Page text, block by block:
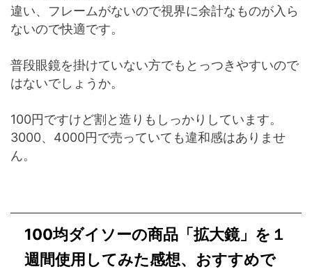
違い、フレームがないので視界に余計なものが入ら
ないので快適です。
普段眼鏡を掛けていない方でもとっつきやすいので
はないでしょうか。
100円ですけど割と造りもしっかりしています。
3000、4000円で売っていても違和感はありませ
ん。
100均ダイソーの商品「拡大鏡」を１
週間使用してみた感想、おすすめで